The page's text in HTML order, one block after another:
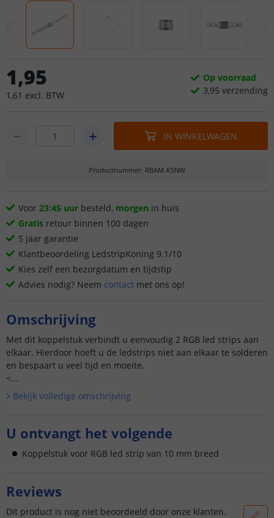
1,95
1 ,61 excl. BTW
Op voorraad
3,95 verzending
IN WINKELWAGEN
Productnummer: RBAM-KSNW
Voor 23:45 uur besteld, morgen in huis
Gratis retour binnen 100 dagen
5 jaar garantie
Klantbeoordeling LedstripKoning 9.1/10
Kies zelf een bezorgdatum en tijdstip
Advies nodig? Neem contact met ons op!
Omschrijving
Met dit koppelstuk verbindt u eenvoudig 2 RGB led strips aan
elkaar. Hierdoor hoeft u de ledstrips niet aan elkaar te solderen
en bespaart u veel tijd en moeite.
<...
Bekijk volledige omschrijving
U ontvangt het volgende
Koppelstuk voor RGB led strip van 10 mm breed
Reviews
Dit product is nog niet beoordeeld door onze klanten.